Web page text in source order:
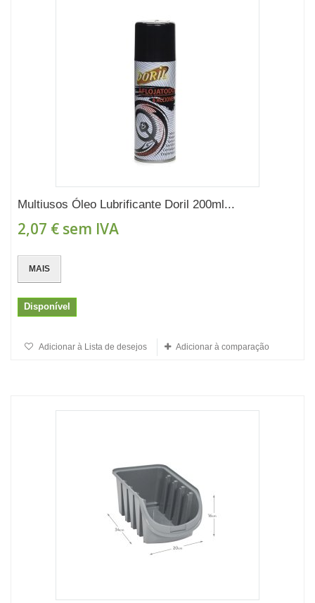
Multiusos Óleo Lubrificante Doril 200ml...
2,07 € sem IVA
MAIS
Disponível
Adicionar à Lista de desejos Adicionar à comparação